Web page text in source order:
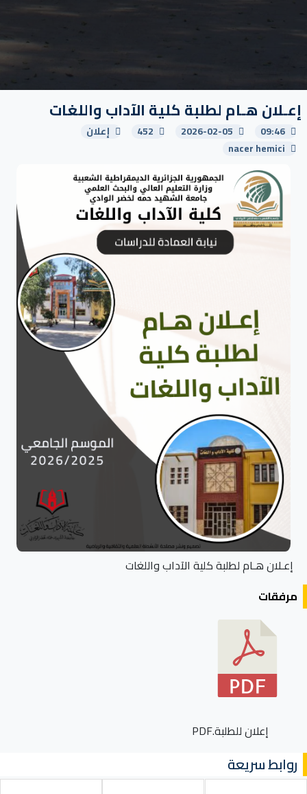
إعـلان هـام لطلبة كلية الآداب واللغات
09:46
2026-02-05
452
إعلان
nacer hemici
إعـلان هـام لطلبة كلية الآداب واللغات
مرفقات
إعلان للطلبة.PDF
روابط سريعة